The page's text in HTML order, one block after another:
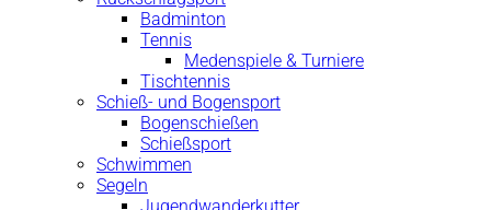
Badminton
Tennis
Medenspiele & Turniere
Tischtennis
Schieß- und Bogensport
Bogenschießen
Schießsport
Schwimmen
Segeln